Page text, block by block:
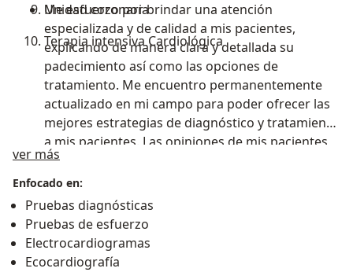
Unidad coronaria
Terapia intensiva Cardiológica
Me esfuerzo por brindar una atención
especializada y de calidad a mis pacientes,
explicando de manera clara y detallada su
padecimiento así como las opciones de
tratamiento. Me encuentro permanentemente
actualizado en mi campo para poder ofrecer las
mejores estrategias de diagnóstico y tratamiento
a mis pacientes. Las opiniones de mis pacientes
me motivan a seguir mejorando mi desempeño
como médico y continuar mi compromiso con la
salud y bienestar de mis pacientes.
ver más
Enfocado en:
Pruebas diagnósticas
Pruebas de esfuerzo
Electrocardiogramas
Ecocardiografía